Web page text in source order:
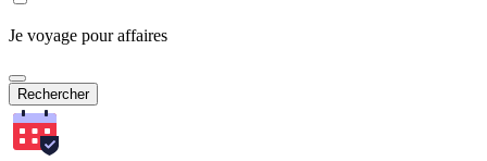
Je voyage pour affaires
Rechercher